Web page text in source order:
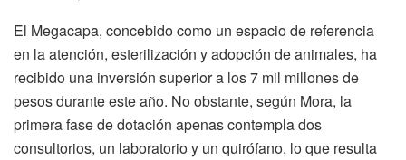
El Megacapa, concebido como un espacio de referencia
en la atención, esterilización y adopción de animales, ha
recibido una inversión superior a los 7 mil millones de
pesos durante este año. No obstante, según Mora, la
primera fase de dotación apenas contempla dos
consultorios, un laboratorio y un quirófano, lo que resulta